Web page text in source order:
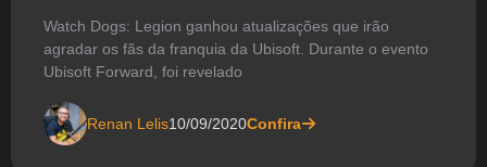
Watch Dogs: Legion ganhou atualizações que irão
agradar os fãs da franquia da Ubisoft. Durante o evento
Ubisoft Forward, foi revelado
Renan Lelis10/09/2020Confira